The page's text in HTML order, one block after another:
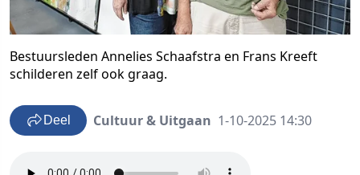
Bestuursleden Annelies Schaafstra en Frans Kreeft
schilderen zelf ook graag.
Deel Cultuur & Uitgaan 1-10-2025 14:30